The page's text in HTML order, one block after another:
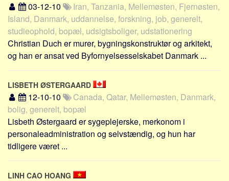
03-12-10
Iran, Tanzania, Mellemøsten, Fjernøsten,
Island, Danmark, uddannelse, forskning, job, generelt,
studieophold, bopæl, udsigtsboliger, udstationering
Christian Duch er murer, bygningskonstruktør og arkitekt,
og han er ansat ved Byfornyelsesselskabet Danmark ...
LISBETH ØSTERGAARD
12-10-10
Canada, Qatar, Mellemøsten, Danmark,
bolig, generelt, bopæl
Lisbeth Østergaard er sygeplejerske, merkonom i
personaleadministration og selvstændig, og hun har
tidligere været ...
LINH CAO HOANG